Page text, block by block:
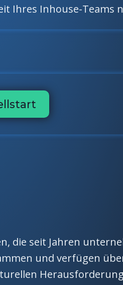
Ihres Inhouse-Teams
die seit Jahren
und verfügen